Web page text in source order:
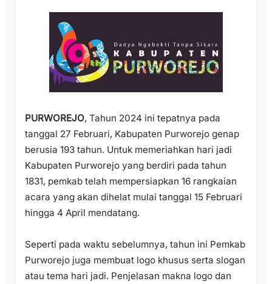
PURWOREJO, Tahun 2024 ini tepatnya pada
tanggal 27 Februari, Kabupaten Purworejo genap
berusia 193 tahun. Untuk memeriahkan hari jadi
Kabupaten Purworejo yang berdiri pada tahun
1831, pemkab telah mempersiapkan 16 rangkaian
acara yang akan dihelat mulai tanggal 15 Februari
hingga 4 April mendatang.
Seperti pada waktu sebelumnya, tahun ini Pemkab
Purworejo juga membuat logo khusus serta slogan
atau tema hari jadi. Penjelasan makna logo dan